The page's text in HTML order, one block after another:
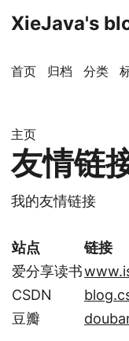
XieJava's
首页 归档 分类
主页
友情链
我的友情链接
站点 链接
爱分享读书
CSDN
豆瓣